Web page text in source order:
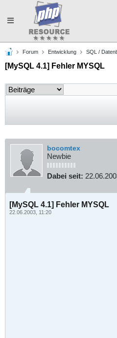
Toggle
navigation
Forum Entwicklung SQL /
[MySQL 4.1] Fehler MYSQL
bocomtex
Newbie
Dabei seit:
[MySQL 4.1] Fehler MYSQL
22.06.2003, 11:20